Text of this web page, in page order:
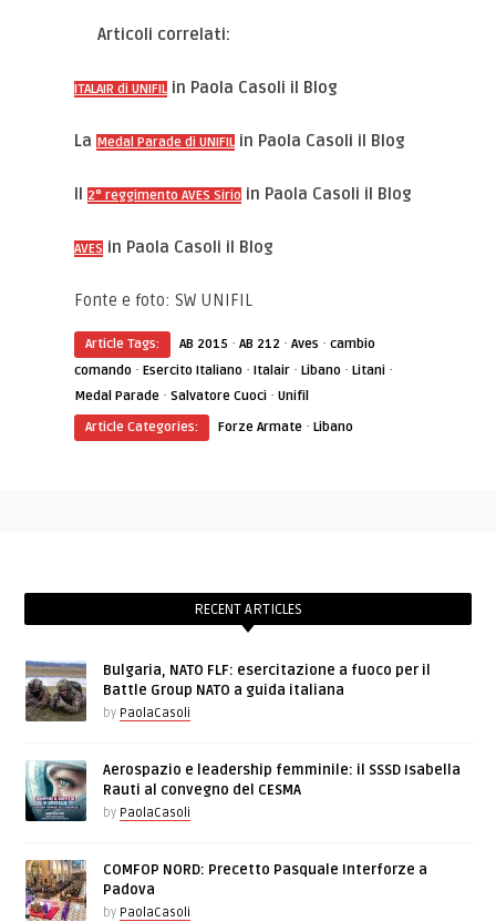
Articoli correlati:
ITALAIR di UNIFIL in Paola Casoli il Blog
LaMedal Parade di UNIFIL in Paola Casoli il Blog
Il2° reggimento AVES Sirio in Paola Casoli il Blog
AVES in Paola Casoli il Blog
Fonte e foto: SW UNIFIL
Article Tags: AB 2015 ·AB 212 ·Aves ·cambio
comando ·Esercito Italiano ·Italair ·Libano ·Litani ·
Medal Parade ·Salvatore Cuoci ·Unifil
Article Categories:
Forze Armate ·Libano
RECENT ARTICLES
Bulgaria, NATO FLF: esercitazione a fuoco per il
Battle Group NATO a guida italiana
by PaolaCasoli
Aerospazio e leadership femminile: il SSSD Isabella
Rauti al convegno del CESMA
by PaolaCasoli
COMFOP NORD: Precetto Pasquale Interforze a
Padova
by PaolaCasoli